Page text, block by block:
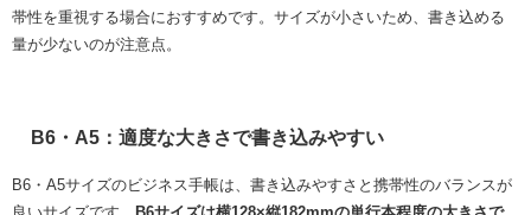
帯性を重視する場合におすすめです。サイズが小さいため、書き込める
量が少ないのが注意点。
B6・A5：適度な大きさで書き込みやすい
B6・A5サイズのビジネス手帳は、書き込みやすさと携帯性のバランスが
良いサイズです。
B6サイズは横128×縦182mmの単行本程度の大きさで、